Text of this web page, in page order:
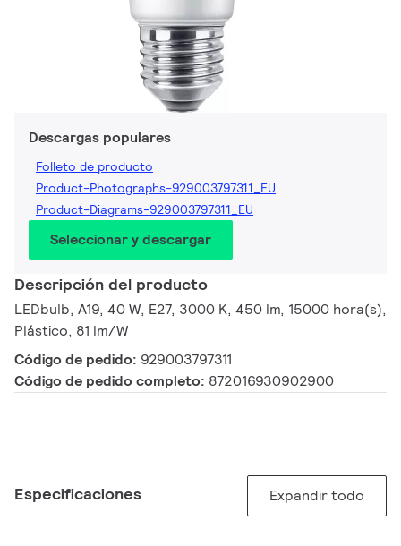
Descargas populares
Folleto de producto
Product-Photographs-929003797311_EU
Product-Diagrams-929003797311_EU
Seleccionar y descargar
Descripción del producto
LEDbulb, A19, 40 W, E27, 3000 K, 450 lm, 15000 hora(s),
Plástico, 81 lm/W
Código de pedido: 929003797311
Código de pedido completo: 872016930902900
Especificaciones Expandir todo